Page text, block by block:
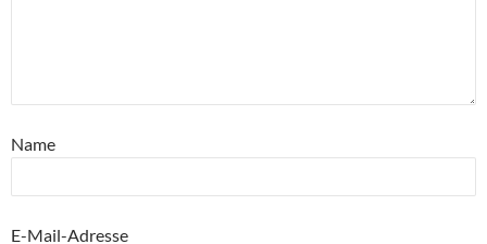
Name
E-Mail-Adresse